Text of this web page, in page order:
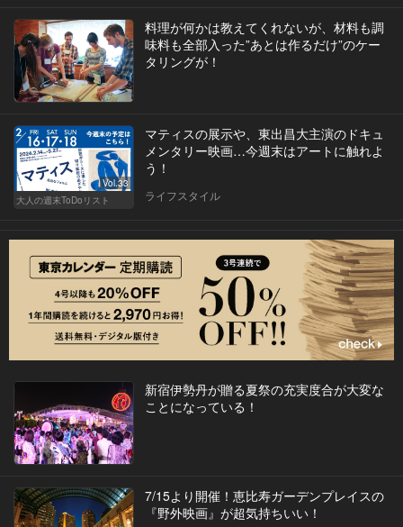
料理が何かは教えてくれないが、材料も調
味料も全部入った”あとは作るだけ”のケー
タリングが！
Vol.33
大人の週末ToDoリスト
マティスの展示や、東出昌大主演のドキュ
メンタリー映画…今週末はアートに触れよ
う！
ライフスタイル
新宿伊勢丹が贈る夏祭の充実度合が大変な
ことになっている！
7/15より開催！恵比寿ガーデンプレイスの
『野外映画』が超気持ちいい！